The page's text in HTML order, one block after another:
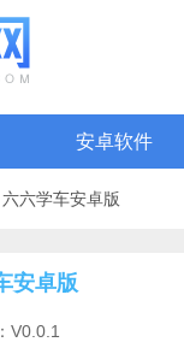
安卓软件
六六学车安卓版
安卓版
V0.0.1